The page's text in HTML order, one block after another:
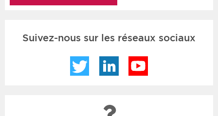
Suivez-nous sur les réseaux sociaux
Twitter LinkedIn